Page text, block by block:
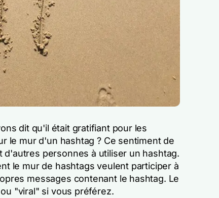
dit qu'il était gratifiant pour les
le mur d'un hashtag ? Ce sentiment de
personnes à utiliser un hashtag.
le mur de hashtags veulent participer à
messages contenant le hashtag. Le
"viral" si vous préférez.